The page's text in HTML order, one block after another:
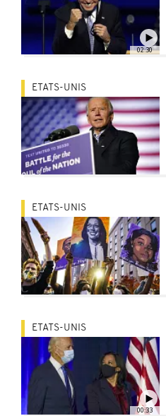
02:30
ETATS-UNIS
ETATS-UNIS
00:33
ETATS-UNIS